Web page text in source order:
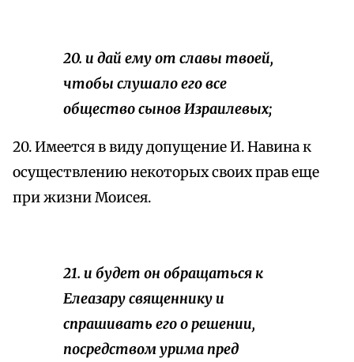
20. и дай ему от славы твоей,
чтобы слушало его все
общество сынов Израилевых;
20. Имеется в виду допущение И. Навина к
осуществлению некоторых своих прав еще
при жизни Моисея.
21. и будет он обращаться к
Елеазару священнику и
спрашивать его о решении,
посредством урима пред